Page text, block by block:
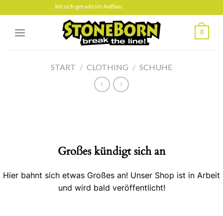
to
content
Diese Seite befindet sich gerade im Aufbau
0
START / CLOTHING / SCHUHE
Großes kündigt sich an
Hier bahnt sich etwas Großes an! Unser Shop ist in Arbeit
und wird bald veröffentlicht!